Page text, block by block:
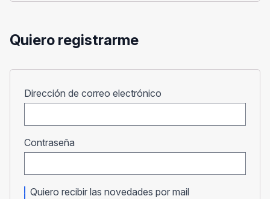
Quiero registrarme
Dirección de correo electrónico
Contraseña
Quiero recibir las novedades por mail